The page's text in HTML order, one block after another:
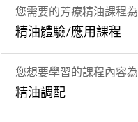
您需要的芳療精油課程為
精油體驗/應用課程
您想要學習的課程內容為
精油調配